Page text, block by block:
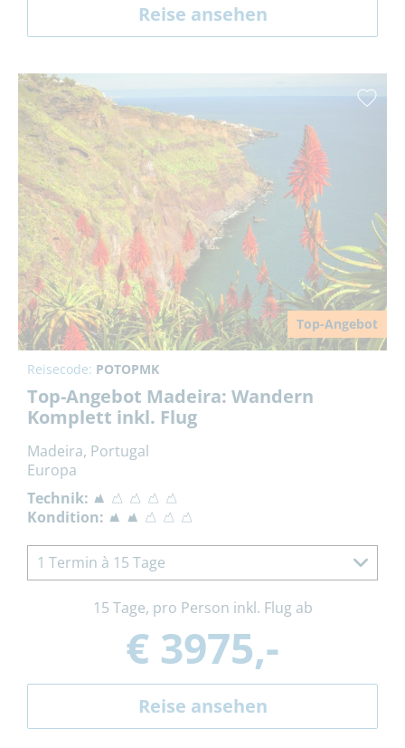
Reise ansehen
Top-Angebot
Reisecode: POTOPMK
Top-Angebot Madeira: Wandern
Komplett inkl. Flug
Madeira, Portugal
Europa
Technik:
Kondition:
1 Termin à 15 Tage
15 Tage, pro Person inkl. Flug ab
€ 3975,-
Reise ansehen